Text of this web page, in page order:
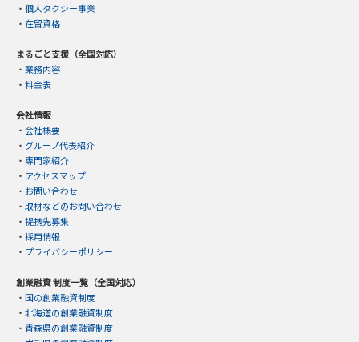
・ 個人タクシー事業
・ 在留資格
まるごと支援（全国対応）
・ 業務内容
・ 料金表
会社情報
・ 会社概要
・ グループ代表紹介
・ 専門家紹介
・ アクセスマップ
・ お問い合わせ
・ 取材などのお問い合わせ
・ 提携先募集
・ 採用情報
・ プライバシーポリシー
創業融資 制度一覧（全国対応）
・ 国の創業融資制度
・ 北海道の創業融資制度
・ 青森県の創業融資制度